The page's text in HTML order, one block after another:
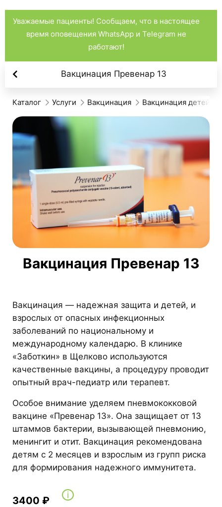
Уважаемые пациенты! Сообщаем, что в настоящее
время оповещения WhatsApp и Telegram не
работают!
Вакцинация Превенар 13
Каталог Услуги Вакцинация Вакцинация детей
Вакцинация Превенар 13
Вакцинация — надежная защита и детей, и
взрослых от опасных инфекционных
заболеваний по национальному и
международному календарю. В клинике
«Заботкин» в Щелково используются
качественные вакцины, а процедуру проводит
опытный врач-педиатр или терапевт.
Особое внимание уделяем пневмококковой
вакцине «Превенар 13». Она защищает от 13
штаммов бактерии, вызывающей пневмонию,
менингит и отит. Вакцинация рекомендована
детям с 2 месяцев и взрослым из групп риска
для формирования надежного иммунитета.
3400 ₽ i